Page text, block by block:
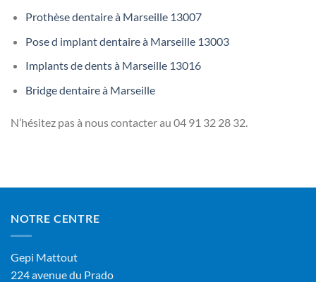
Prothèse dentaire à Marseille 13007
Pose d implant dentaire à Marseille 13003
Implants de dents à Marseille 13016
Bridge dentaire à Marseille
N’hésitez pas à nous contacter au 04 91 32 28 32.
NOTRE CENTRE
Gepi Mattout
224 avenue du Prado